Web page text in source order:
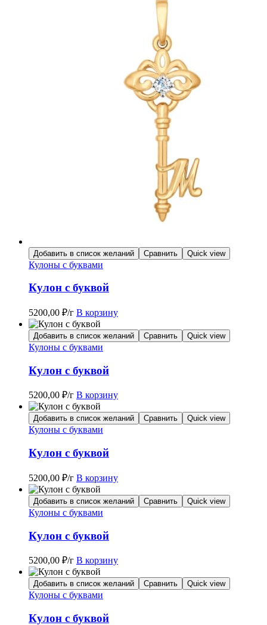
Добавить в список желаний Сравнить Quick view
Кулоны с буквами
Кулон с буквой
5200,00 ₽/г В корзину
Добавить в список желаний Сравнить Quick view
Кулоны с буквами
Кулон с буквой
5200,00 ₽/г В корзину
Добавить в список желаний Сравнить Quick view
Кулоны с буквами
Кулон с буквой
5200,00 ₽/г В корзину
Добавить в список желаний Сравнить Quick view
Кулоны с буквами
Кулон с буквой
5200,00 ₽/г В корзину
Добавить в список желаний Сравнить Quick view
Кулоны с буквами
Кулон с буквой